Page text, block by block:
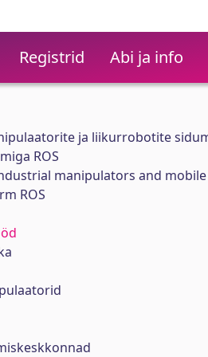
Registrid Abi ja info
ja liikurrobotite
ROS
manipulators and
ROS